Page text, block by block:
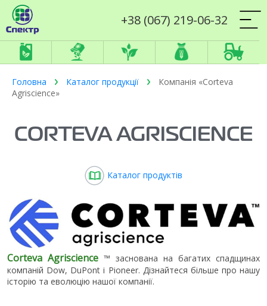
+38 (067) 219-06-32
Головна Каталог продукції
Компанія «Corteva
Agriscience»
CORTEVA AGRISCIENCE
Каталог продуктів
Corteva Agriscience ™ заснована на багатих спадщинах
компаній Dow, DuPont і Pioneer. Дізнайтеся більше про нашу
історію та еволюцію нашої компанії.